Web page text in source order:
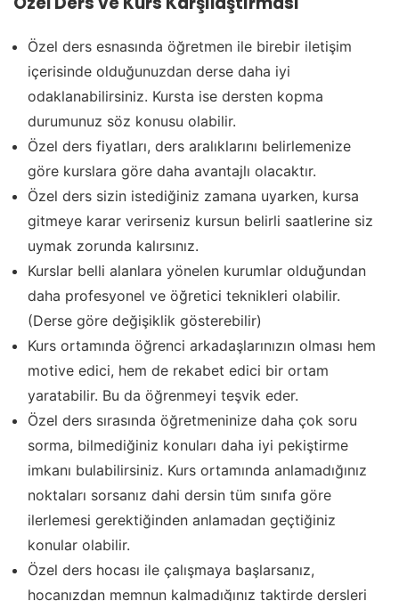
Özel ders esnasında öğretmen ile birebir iletişim
içerisinde olduğunuzdan derse daha iyi
odaklanabilirsiniz. Kursta ise dersten kopma
durumunuz söz konusu olabilir.
Özel ders fiyatları, ders aralıklarını belirlemenize
göre kurslara göre daha avantajlı olacaktır.
Özel ders sizin istediğiniz zamana uyarken, kursa
gitmeye karar verirseniz kursun belirli saatlerine siz
uymak zorunda kalırsınız.
Kurslar belli alanlara yönelen kurumlar olduğundan
daha profesyonel ve öğretici teknikleri olabilir.
(Derse göre değişiklik gösterebilir)
Kurs ortamında öğrenci arkadaşlarınızın olması hem
motive edici, hem de rekabet edici bir ortam
yaratabilir. Bu da öğrenmeyi teşvik eder.
Özel ders sırasında öğretmeninize daha çok soru
sorma, bilmediğiniz konuları daha iyi pekiştirme
imkanı bulabilirsiniz. Kurs ortamında anlamadığınız
noktaları sorsanız dahi dersin tüm sınıfa göre
ilerlemesi gerektiğinden anlamadan geçtiğiniz
konular olabilir.
Özel ders hocası ile çalışmaya başlarsanız,
hocanızdan memnun kalmadığınız taktirde dersleri